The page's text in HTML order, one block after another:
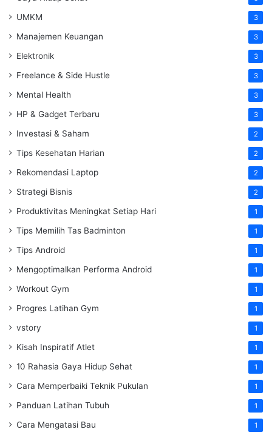
UMKM 3
Manajemen Keuangan 3
Elektronik 3
Freelance & Side Hustle 3
Mental Health 3
HP & Gadget Terbaru 3
Investasi & Saham 2
Tips Kesehatan Harian 2
Rekomendasi Laptop 2
Strategi Bisnis 2
Produktivitas Meningkat Setiap Hari 1
Tips Memilih Tas Badminton 1
Tips Android 1
Mengoptimalkan Performa Android 1
Workout Gym 1
Progres Latihan Gym 1
vstory 1
Kisah Inspiratif Atlet 1
10 Rahasia Gaya Hidup Sehat 1
Cara Memperbaiki Teknik Pukulan 1
Panduan Latihan Tubuh 1
Cara Mengatasi Bau 1